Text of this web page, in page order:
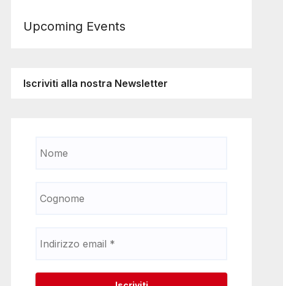
Upcoming Events
Iscriviti alla nostra Newsletter